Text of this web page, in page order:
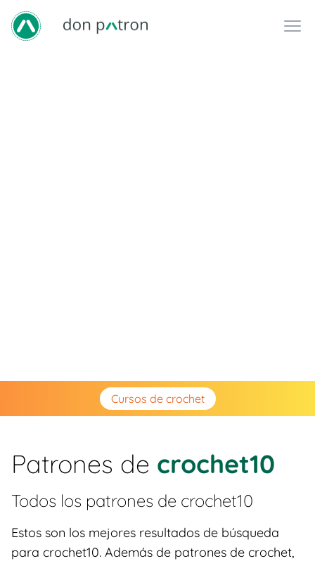
Cursos de crochet
Patrones de crochet10
Todos los patrones de crochet10
Estos son los mejores resultados de búsqueda
para crochet10. Además de patrones de crochet,